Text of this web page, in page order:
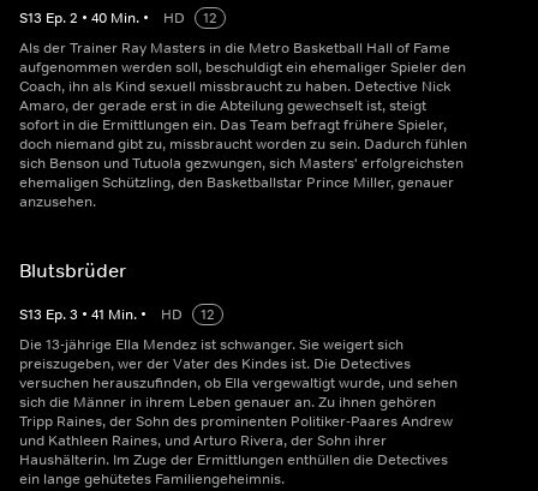
S13 Ep.2 • 40 Min. • HD
12
Als der Trainer Ray Masters in die Metro Basketball Hall of Fame
aufgenommen werden soll, beschuldigt ein ehemaliger Spieler den
Coach, ihn als Kind sexuell missbraucht zu haben. Detective Nick
Amaro, der gerade erst in die Abteilung gewechselt ist, steigt
sofort in die Ermittlungen ein. Das Team befragt frühere Spieler,
doch niemand gibt zu, missbraucht worden zu sein. Dadurch fühlen
sich Benson und Tutuola gezwungen, sich Masters' erfolgreichsten
ehemaligen Schützling, den Basketballstar Prince Miller, genauer
anzusehen.
Blutsbrüder
S13 Ep.3 • 41 Min. • HD
12
Die 13-jährige Ella Mendez ist schwanger. Sie weigert sich
preiszugeben, wer der Vater des Kindes ist. Die Detectives
versuchen herauszufinden, ob Ella vergewaltigt wurde, und sehen
sich die Männer in ihrem Leben genauer an. Zu ihnen gehören
Tripp Raines, der Sohn des prominenten Politiker-Paares Andrew
und Kathleen Raines, und Arturo Rivera, der Sohn ihrer
Haushälterin. Im Zuge der Ermittlungen enthüllen die Detectives
ein lange gehütetes Familiengeheimnis.